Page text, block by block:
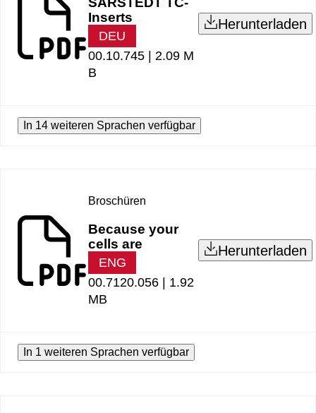
Inserts
DEU
00.10.745 | 2.09 M
B
Herunterladen
In 14 weiteren Sprachen verfügbar
Broschüren
Because your
cells are
ENG
00.7120.056 | 1.92
MB
Herunterladen
In 1 weiteren Sprachen verfügbar